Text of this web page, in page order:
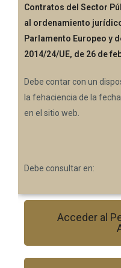
Contratos del Sector
al ordenamiento
Parlamento Europeo y
2014/24/UE, de 26 de
Debe contar con un
la fehaciencia de la
en el sitio web.
Debe consultar en:
Acceder al